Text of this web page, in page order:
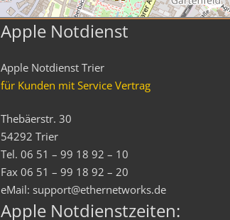
Apple Notdienst
Apple Notdienst Trier
für Kunden mit Service Vertrag
Thebäerstr. 30
54292 Trier
Tel. 06 51 – 99 18 92 – 10
Fax 06 51 – 99 18 92 – 20
eMail: support@ethernetworks.de
Apple Notdienstzeiten: